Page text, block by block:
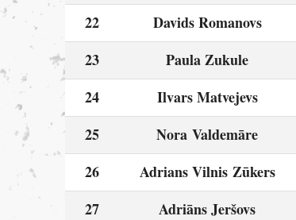
22
Davids Romanovs
23
Paula Zukule
24
Ilvars Matvejevs
25
Nora Valdemāre
26
Adrians Vilnis Zūkers
27
Adriāns Jeršovs